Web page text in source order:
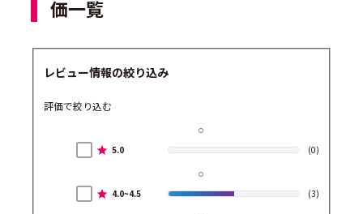
価一覧
レビュー情報の絞り込み
評価で絞り込む
5.0 (0)
4.0~4.5 (3)